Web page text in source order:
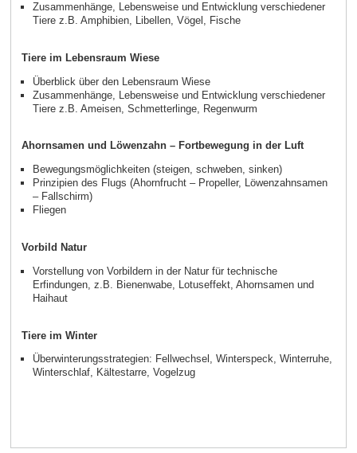
Zusammenhänge, Lebensweise und Entwicklung verschiedener
Tiere z.B. Amphibien, Libellen, Vögel, Fische
Tiere im Lebensraum Wiese
Überblick über den Lebensraum Wiese
Zusammenhänge, Lebensweise und Entwicklung verschiedener
Tiere z.B. Ameisen, Schmetterlinge, Regenwurm
Ahornsamen und Löwenzahn – Fortbewegung in der Luft
Bewegungsmöglichkeiten (steigen, schweben, sinken)
Prinzipien des Flugs (Ahornfrucht – Propeller, Löwenzahnsamen
– Fallschirm)
Fliegen
Vorbild Natur
Vorstellung von Vorbildern in der Natur für technische
Erfindungen, z.B. Bienenwabe, Lotuseffekt, Ahornsamen und
Haihaut
Tiere im Winter
Überwinterungsstrategien: Fellwechsel, Winterspeck, Winterruhe,
Winterschlaf, Kältestarre, Vogelzug